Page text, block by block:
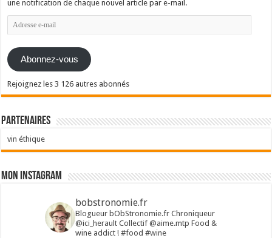
une notification de chaque nouvel article par e-mail.
Adresse
e-
Abonnez-vous
Rejoignez les 3 126 autres abonnés
Partenaires
vin éthique
Mon Instagram
bobstronomie.fr
Blogueur bObStronomie.fr Chroniqueur
@ici_heraultCollectif @aime.mtp Food &
wine addict !#food #wine